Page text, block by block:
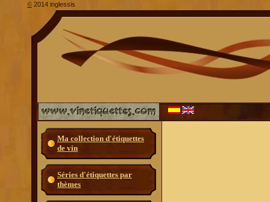
Ma collection d'étiquettes
de vin
Séries d'étiquettes par
thèmes
© 2014 inglessis